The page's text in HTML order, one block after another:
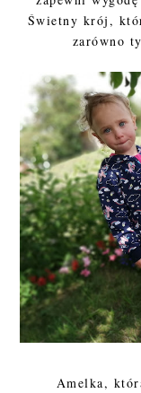
Świetny krój,
zarówno
Amelka,